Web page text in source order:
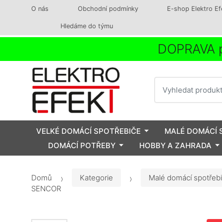
O nás Obchodní podmínky E-shop Elektro
Hledáme do týmu
VELKÉ DOMÁCÍ SPOTŘEBIČE
MALÉ DOMÁCÍ
DOMÁCÍ POTŘEBY
HOBBY A ZAHRADA
Domů Kategorie
Malé domácí
SENCOR